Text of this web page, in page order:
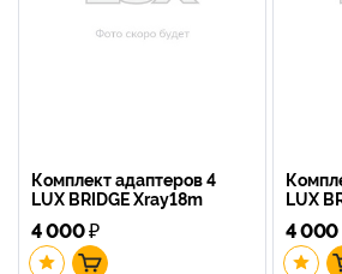
Комплект адаптеров 4
LUX BRIDGE Xray18m
4 000₽
LUX
4 000